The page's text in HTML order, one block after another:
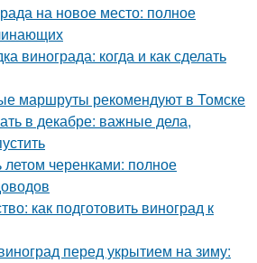
на новое место: полное
винограда: когда и как сделать
маршруты рекомендуют в Томске
в декабре: важные дела,
черенками: полное
как подготовить виноград к
перед укрытием на зиму: